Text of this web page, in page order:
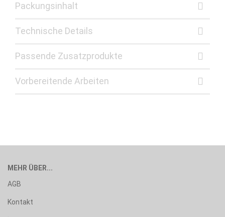
Packungsinhalt
Technische Details
Passende Zusatzprodukte
Vorbereitende Arbeiten
MEHR ÜBER...
AGB
Kontakt